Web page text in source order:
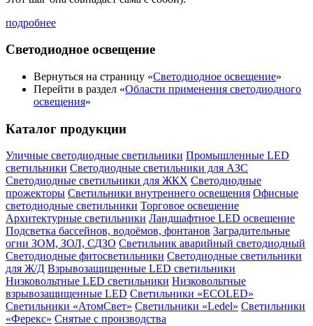
подробнее
Светодиодное освещение
Вернуться на страницу «Светодиодное освещение»
Перейти в раздел «Области применения светодиодного
освещения»
Каталог продукции
Уличные светодиодные светильники Промышленные LED
светильники Светодиодные светильники для АЗС
Светодиодные светильники для ЖКХ Светодиодные
прожекторы Светильники внутреннего освещения Офисные
светодиодные светильники Торговое освещение
Архитектурные светильники Ландшафтное LED освещение
Подсветка бассейнов, водоёмов, фонтанов Заградительные
огни ЗОМ, ЗОЛ, СДЗО Светильник аварийный светодиодный
Светодиодные фитосветильники Светодиодные светильники
для Ж/Д Взрывозащищенные LED светильники
Низковольтные LED светильники Низковольтные
взрывозащищенные LED Светильники «ECOLED»
Светильники «АтомСвет» Светильники «Ledel» Светильники
«Ферекс» Снятые с производства